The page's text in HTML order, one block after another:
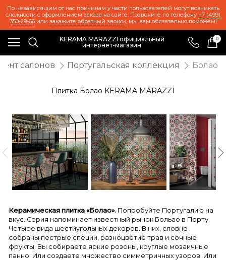
По независящим от нас причинам у части пользователей могут возникать
сложности с оформлением заказа на сайте. Позвоните по телефону +7 (499)
350-29-66или закажите обратный звонок, мы вам обязательно поможем!
KERAMA MARAZZI официальный
интернет-магазин
0
салонов Португальская коллекция Болао
Плитка Болао KERAMA MARAZZI
Керамическая плитка «Болао». Попробуйте Португалию на
вкус. Серия напоминает известный рынок Больао в Порту.
Четыре вида шестиугольных декоров. В них, словно
собраны пестрые специи, разноцветие трав и сочные
фрукты. Вы собираете яркие розоны, круглые мозаичные
панно. Или создаете множество симметричных узоров. Или